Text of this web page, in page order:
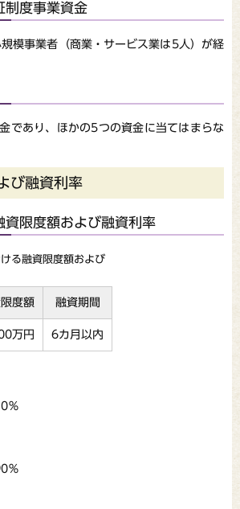
制度事業資金
模事業者（商業・サービス業は5人）が経
であり、ほかの5つの資金に当てはまらな
び融資利率
資限度額および融資利率
る融資限度額および
度額 融資期間
万円 6カ月以内
％
％